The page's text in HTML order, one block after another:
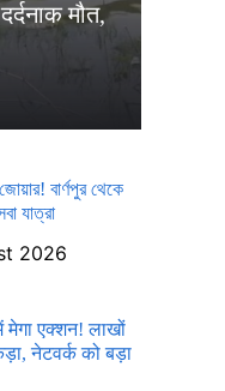
मौत,
বার্ণপুর থেকে
যাত্রা
2026
मेगा एक्शन! लाखों
नेटवर्क को बड़ा